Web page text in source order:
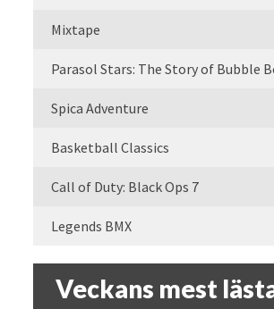
Mixtape
Parasol Stars: The Story of Bubble
Spica Adventure
Basketball Classics
Call of Duty: Black Ops 7
Legends BMX
Veckans mest